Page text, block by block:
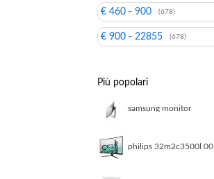
€ 460 - 900 (678)
€ 900 - 22855 (678)
Più popolari
samsung monitor
philips 32m2c3500l 00